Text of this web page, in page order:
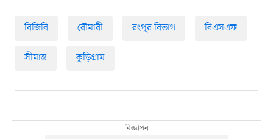
বিজিবি রৌমারী রংপুর বিভাগ বিএসএফ
সীমান্ত কুড়িগ্রাম